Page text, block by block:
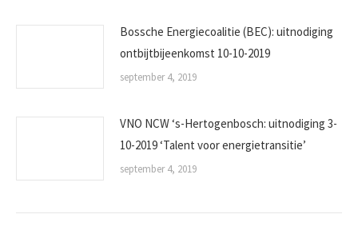
Bossche Energiecoalitie (BEC): uitnodiging
ontbijtbijeenkomst 10-10-2019
september 4, 2019
VNO NCW ‘s-Hertogenbosch: uitnodiging 3-
10-2019 ‘Talent voor energietransitie’
september 4, 2019